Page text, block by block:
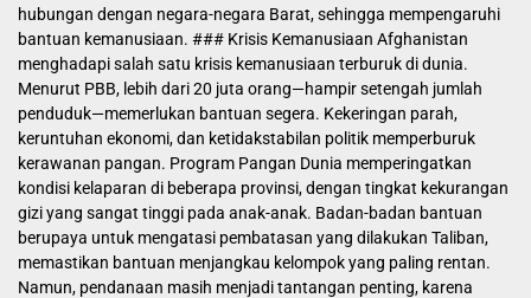
hubungan dengan negara-negara Barat, sehingga mempengaruhi
bantuan kemanusiaan. ### Krisis Kemanusiaan Afghanistan
menghadapi salah satu krisis kemanusiaan terburuk di dunia.
Menurut PBB, lebih dari 20 juta orang—hampir setengah jumlah
penduduk—memerlukan bantuan segera. Kekeringan parah,
keruntuhan ekonomi, dan ketidakstabilan politik memperburuk
kerawanan pangan. Program Pangan Dunia memperingatkan
kondisi kelaparan di beberapa provinsi, dengan tingkat kekurangan
gizi yang sangat tinggi pada anak-anak. Badan-badan bantuan
berupaya untuk mengatasi pembatasan yang dilakukan Taliban,
memastikan bantuan menjangkau kelompok yang paling rentan.
Namun, pendanaan masih menjadi tantangan penting, karena